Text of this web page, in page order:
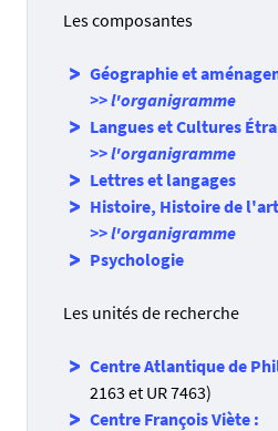
Les composantes
Géographie et
>> l'organigramme
Langues et Cultures
>> l'organigramme
Lettres et langages
Histoire, Histoire de
>> l'organigramme
Psychologie
Les unités de recherche
Centre Atlantique de
2163 et UR 7463)
Centre François Viète :